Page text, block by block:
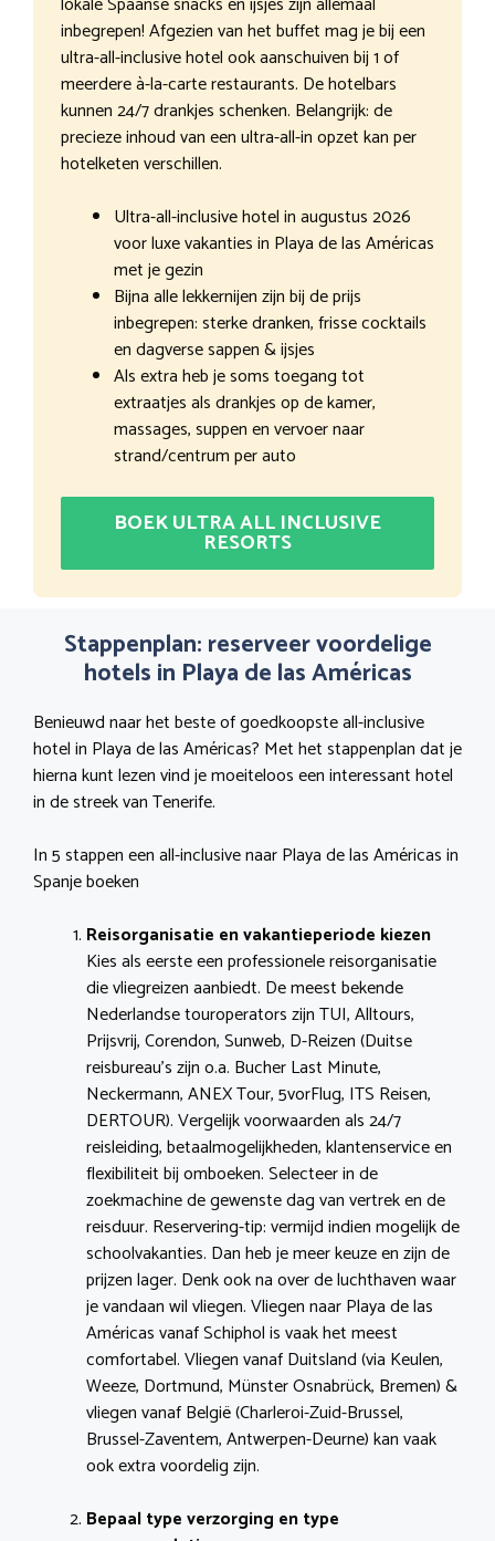
inbegrepen! Afgezien van het buffet mag je bij een
ultra-all-inclusive hotel ook aanschuiven bij 1 of
meerdere à-la-carte restaurants. De hotelbars
kunnen 24/7 drankjes schenken. Belangrijk: de
precieze inhoud van een ultra-all-in opzet kan per
hotelketen verschillen.
Ultra-all-inclusive hotel in augustus 2026
voor luxe vakanties in Playa de las Américas
met je gezin
Bijna alle lekkernijen zijn bij de prijs
inbegrepen: sterke dranken, frisse cocktails
en dagverse sappen & ijsjes
Als extra heb je soms toegang tot
extraatjes als drankjes op de kamer,
massages, suppen en vervoer naar
strand/centrum per auto
BOEK ULTRA ALL INCLUSIVE
RESORTS
Stappenplan: reserveer voordelige
hotels in Playa de las Américas
Benieuwd naar het beste of goedkoopste all-inclusive
hotel in Playa de las Américas? Met het stappenplan dat je
hierna kunt lezen vind je moeiteloos een interessant hotel
in de streek van Tenerife.
In 5 stappen een all-inclusive naar Playa de las Américas in
Spanje boeken
Reisorganisatie en vakantieperiode kiezen
Kies als eerste een professionele reisorganisatie
die vliegreizen aanbiedt. De meest bekende
Nederlandse touroperators zijn TUI, Alltours,
Prijsvrij, Corendon, Sunweb, D-Reizen (Duitse
reisbureau’s zijn o.a. Bucher Last Minute,
Neckermann, ANEX Tour, 5vorFlug, ITS Reisen,
DERTOUR). Vergelijk voorwaarden als 24/7
reisleiding, betaalmogelijkheden, klantenservice en
flexibiliteit bij omboeken. Selecteer in de
zoekmachine de gewenste dag van vertrek en de
reisduur. Reservering-tip: vermijd indien mogelijk de
schoolvakanties. Dan heb je meer keuze en zijn de
prijzen lager. Denk ook na over de luchthaven waar
je vandaan wil vliegen. Vliegen naar Playa de las
Américas vanaf Schiphol is vaak het meest
comfortabel. Vliegen vanaf Duitsland (via Keulen,
Weeze, Dortmund, Münster Osnabrück, Bremen) &
vliegen vanaf België (Charleroi-Zuid-Brussel,
Brussel-Zaventem, Antwerpen-Deurne) kan vaak
ook extra voordelig zijn.
Bepaal type verzorging en type